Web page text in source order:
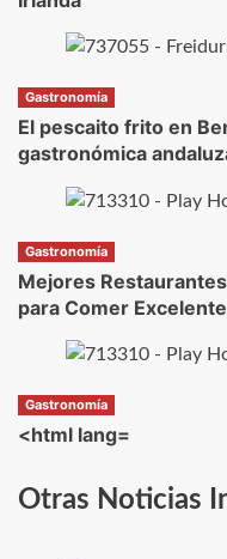
Gastronomía
El pescaito frito en
gastronómica
Gastronomía
Mejores
para Comer Excelente
Gastronomía
<html lang=
Otras Noticias